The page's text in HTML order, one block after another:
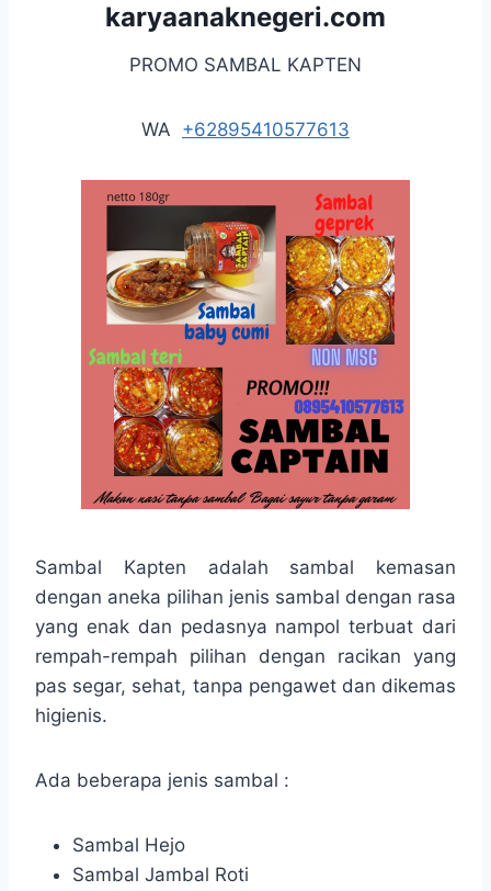
karyaanaknegeri.com
PROMO SAMBAL KAPTEN
WA +62895410577613
Sambal Kapten adalah sambal kemasan
dengan aneka pilihan jenis sambal dengan rasa
yang enak dan pedasnya nampol terbuat dari
rempah-rempah pilihan dengan racikan yang
pas segar, sehat, tanpa pengawet dan dikemas
higienis.
Ada beberapa jenis sambal :
Sambal Hejo
Sambal Jambal Roti